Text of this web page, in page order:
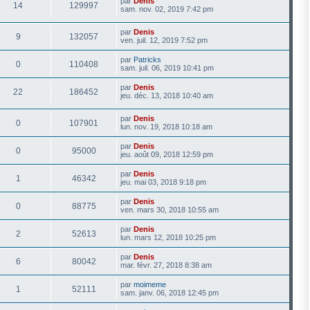
14 129997
sam. nov. 02, 2019 7:42 pm
9 132057 par Denis
ven. juil. 12, 2019 7:52 pm
0 110408 par Patricks
sam. juil. 06, 2019 10:41 pm
22 186452 par Denis
jeu. déc. 13, 2018 10:40 am
0 107901 par Denis
lun. nov. 19, 2018 10:18 am
0 95000 par Denis
jeu. août 09, 2018 12:59 pm
1 46342 par Denis
jeu. mai 03, 2018 9:18 pm
0 88775 par Denis
ven. mars 30, 2018 10:55 am
2 52613 par Denis
lun. mars 12, 2018 10:25 pm
6 80042 par Denis
mar. févr. 27, 2018 8:38 am
1 52111 par moimeme
sam. janv. 06, 2018 12:45 pm